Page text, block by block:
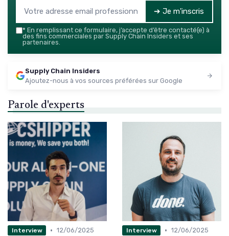
➔ Je m'inscris
* En remplissant ce formulaire, j’accepte d’être contacté(e) à
des fins commerciales par Supply Chain Insiders et ses
partenaires.
Supply Chain Insiders
Ajoutez-nous à vos sources préférées sur Google
Parole d'experts
Interview • 12/06/2025 Interview • 12/06/2025